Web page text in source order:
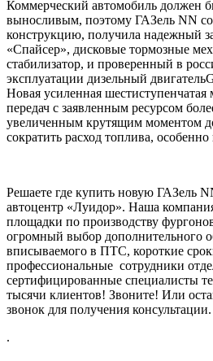
Коммерческий автомобиль должен
выносливым, поэтому ГАЗель NN
конструкцию, получила надежный
«Спайсер», дисковые тормозные
стабилизатор, и проверенный в
эксплуатации дизельный
Новая усиленная шестиступенчатая
передач с заявленным ресурсом
увеличенным крутящим моментом
сократить расход топлива,
Решаете где купить новую ГАЗель
автоцентр «Луидор». Наша
площадки по производству
огромный выбор дополнительного
вписываемого в ПТС, короткие
профессиональные сотрудники
сертифицированные специалисты
тысячи клиентов! Звоните! Или
звонок для получения консультации.
.